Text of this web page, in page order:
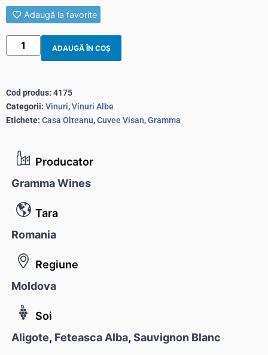
Producator
Gramma Wines
Tara
Romania
Regiune
Moldova
Soi
Aligote, Feteasca Alba,Sauvignon Blanc
Adaugă la favorite
ADAUGĂ ÎN COȘ
Cod produs: 4175
Categorii: Vinuri,Vinuri Albe
Etichete: Casa Olteanu,Cuvee Visan,Gramma